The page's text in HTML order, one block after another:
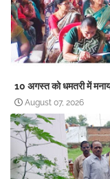
10 अगस्त को धमतरी में
August 07, 2026